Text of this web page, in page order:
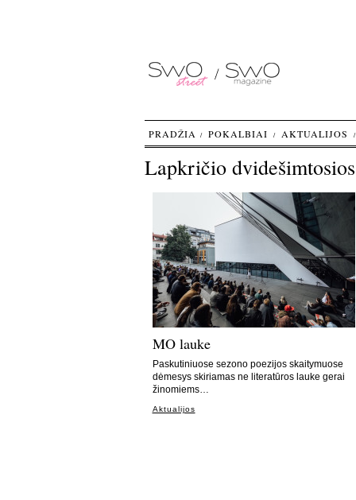
Lapkričio
MO lauke
Paskutiniuose sezono poezijos skaitymuose
dėmesys skiriamas ne literatūros lauke gerai
žinomiems…
Aktualijos
PRADŽIA POKALBIAI AKTUALIJOS